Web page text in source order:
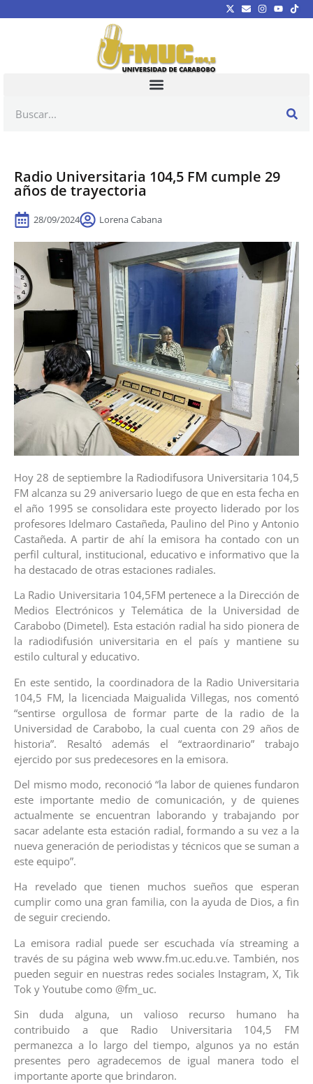
Radio Universitaria 104,5 FM cumple 29
años de trayectoria
28/09/2024 Lorena Cabana
Hoy 28 de septiembre la Radiodifusora Universitaria 104,5
FM alcanza su 29 aniversario luego de que en esta fecha en
el año 1995 se consolidara este proyecto liderado por los
profesores Idelmaro Castañeda, Paulino del Pino y Antonio
Castañeda. A partir de ahí la emisora ha contado con un
perfil cultural, institucional, educativo e informativo que la
ha destacado de otras estaciones radiales.
La Radio Universitaria 104,5FM pertenece a la Dirección de
Medios Electrónicos y Telemática de la Universidad de
Carabobo (Dimetel). Esta estación radial ha sido pionera de
la radiodifusión universitaria en el país y mantiene su
estilo cultural y educativo.
En este sentido, la coordinadora de la Radio Universitaria
104,5 FM, la licenciada Maigualida Villegas, nos comentó
“sentirse orgullosa de formar parte de la radio de la
Universidad de Carabobo, la cual cuenta con 29 años de
historia”. Resaltó además el “extraordinario” trabajo
ejercido por sus predecesores en la emisora.
Del mismo modo, reconoció “la labor de quienes fundaron
este importante medio de comunicación, y de quienes
actualmente se encuentran laborando y trabajando por
sacar adelante esta estación radial, formando a su vez a la
nueva generación de periodistas y técnicos que se suman a
este equipo”.
Ha revelado que tienen muchos sueños que esperan
cumplir como una gran familia, con la ayuda de Dios, a fin
de seguir creciendo.
La emisora radial puede ser escuchada vía streaming a
través de su página web www.fm.uc.edu.ve. También, nos
pueden seguir en nuestras redes sociales Instagram, X, Tik
Tok y Youtube como @fm_uc.
Sin duda alguna, un valioso recurso humano ha
contribuido a que Radio Universitaria 104,5 FM
permanezca a lo largo del tiempo, algunos ya no están
presentes pero agradecemos de igual manera todo el
importante aporte que brindaron.